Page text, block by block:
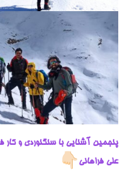
علی فراهانی